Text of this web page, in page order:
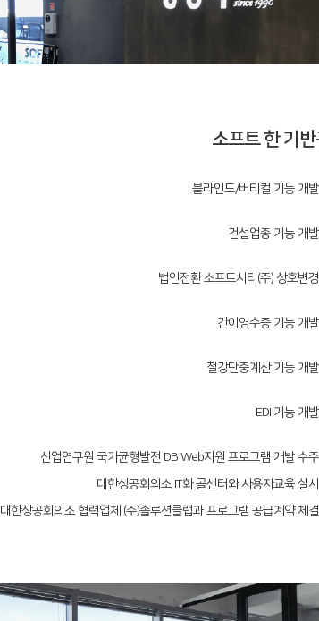
소프트 한 기반
블라인드/버티컬 기능 개발
건설업종 기능 개발
법인전환 소프트시티(주) 상호변경
간이영수증 기능 개발
철강단중계산 기능 개발
EDI 기능 개발
산업연구원 국가균형발전 DB Web지원 프로그램 개발 수주
대한상공회의소 IT화 콜센터와 사용자교육 실시
대한상공회의소 협력업체 (주)솔루션클럽과 프로그램 공급계약 체결